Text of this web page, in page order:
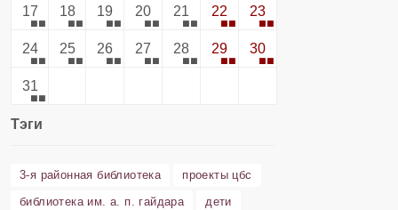
17 18 19 20 21 22 23
24 25 26 27 28 29 30
31
Тэги
3-я районная библиотека
проекты цбс
библиотека им. а. п. гайдара
дети